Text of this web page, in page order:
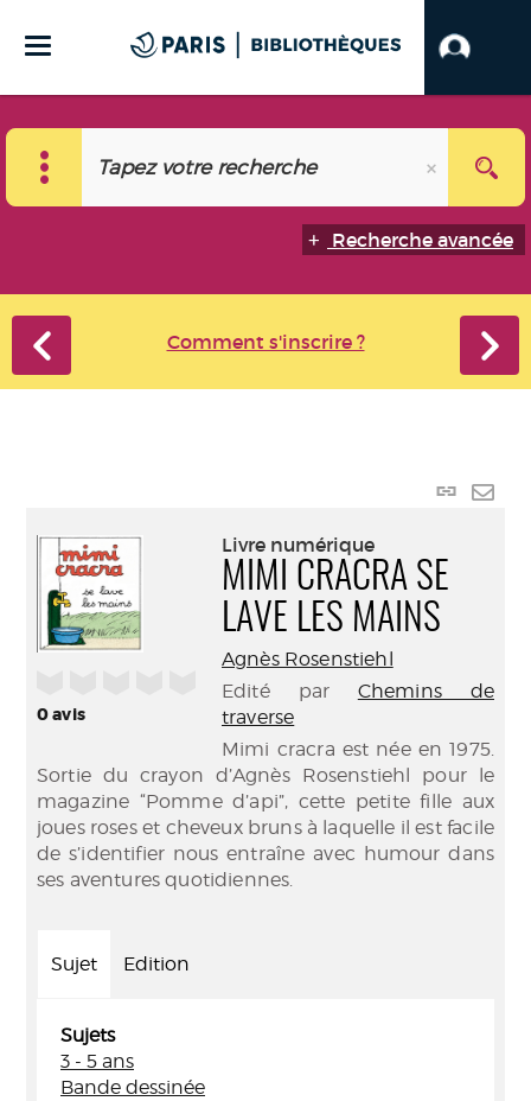
Recherche avancée
Comment s'inscrire ?
Lien
0avis
Livre numérique
MIMI CRACRA SE
LAVE LES MAINS
Agnès Rosenstiehl
Edité par Chemins de
traverse
Mimi cracra est née en 1975.
Sortie du crayon d’Agnès Rosenstiehl pour le
magazine “Pomme d’api”, cette petite fille aux
joues roses et cheveux bruns à laquelle il est facile
de s’identifier nous entraîne avec humour dans
ses aventures quotidiennes.
Sujet Edition
Sujets
3 - 5 ans
Bande dessinée